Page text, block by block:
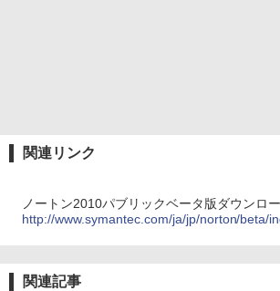
関連リンク
ノートン2010パブリックベータ版ダウンロ
http://www.symantec.com/ja/jp/norton/beta/
関連記事